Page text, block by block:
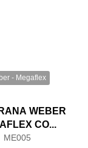
- Megaflex
WEBER
CO...
ME005